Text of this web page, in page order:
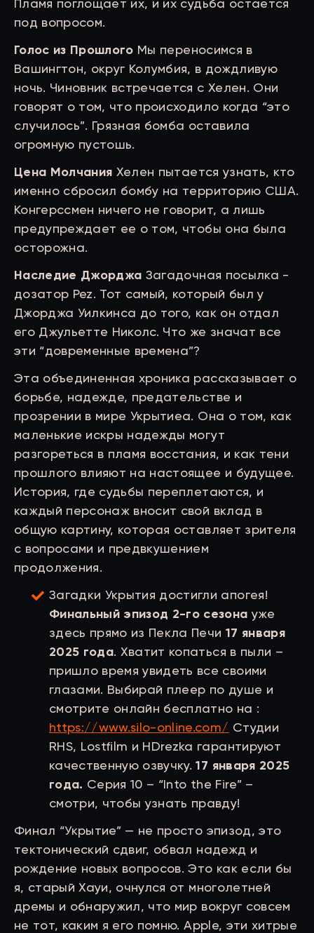
Пламя поглощает их, и их судьба остается
под вопросом.
Голос из Прошлого Мы переносимся в
Вашингтон, округ Колумбия, в дождливую
ночь. Чиновник встречается с Хелен. Они
говорят о том, что происходило когда “это
случилось”. Грязная бомба оставила
огромную пустошь.
Цена Молчания Хелен пытается узнать, кто
именно сбросил бомбу на территорию США.
Конгерссмен ничего не говорит, а лишь
предупреждает ее о том, чтобы она была
осторожна.
Наследие Джорджа Загадочная посылка -
дозатор Pez. Тот самый, который был у
Джорджа Уилкинса до того, как он отдал
его Джульетте Николс. Что же значат все
эти “довременные времена”?
Эта объединенная хроника рассказывает о
борьбе, надежде, предательстве и
прозрении в мире Укрытиеа. Она о том, как
маленькие искры надежды могут
разгореться в пламя восстания, и как тени
прошлого влияют на настоящее и будущее.
История, где судьбы переплетаются, и
каждый персонаж вносит свой вклад в
общую картину, которая оставляет зрителя
с вопросами и предвкушением
продолжения.
Загадки Укрытия достигли апогея!
Финальный эпизод 2-го сезона уже
здесь прямо из Пекла Печи 17 января
2025 года. Хватит копаться в пыли –
пришло время увидеть все своими
глазами. Выбирай плеер по душе и
смотрите онлайн бесплатно на :
https://www.silo-online.com/ Студии
RHS, Lostfilm и HDrezka гарантируют
качественную озвучку.17 января 2025
года. Серия 10 – “Into the Fire” –
смотри, чтобы узнать правду!
Финал “Укрытие” — не просто эпизод, это
тектонический сдвиг, обвал надежд и
рождение новых вопросов. Это как если бы
я, старый Хауи, очнулся от многолетней
дремы и обнаружил, что мир вокруг совсем
не тот, каким я его помню. Apple, эти хитрые